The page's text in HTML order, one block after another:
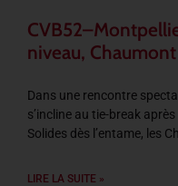
niveau,
Dans une rencontre
s’incline au tie-break
Solides dès l’entame, les
LIRE LA SUITE »